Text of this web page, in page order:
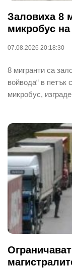
Заловиха 8
микробус
07.08.2026 20:18:30
8 мигранти са
войвода“ в петък
микробус,